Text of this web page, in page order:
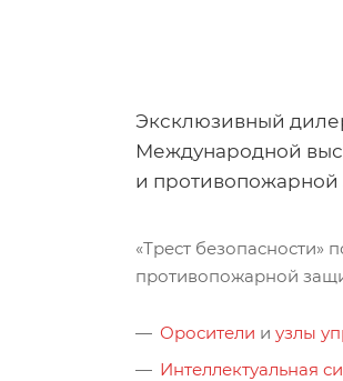
Эксклюзивный
Международной
и противопожарной
«Трест безопасности»
противопожарной
Оросители и узлы
Интеллектуальная